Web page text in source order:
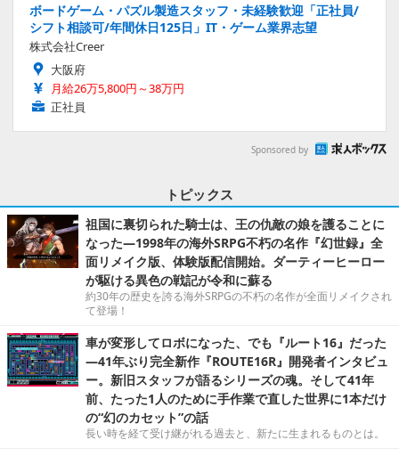
ボードゲーム・パズル製造スタッフ・未経験歓迎「正社員/
シフト相談可/年間休日125日」IT・ゲーム業界志望
株式会社Creer
大阪府
月給26万5,800円～38万円
正社員
Sponsored by
トピックス
祖国に裏切られた騎士は、王の仇敵の娘を護ることに
なった―1998年の海外SRPG不朽の名作『幻世録』全
面リメイク版、体験版配信開始。ダーティーヒーロー
が駆ける異色の戦記が令和に蘇る
約30年の歴史を誇る海外SRPGの不朽の名作が全面リメイクされ
て登場！
車が変形してロボになった、でも『ルート16』だった
―41年ぶり完全新作『ROUTE16R』開発者インタビュ
ー。新旧スタッフが語るシリーズの魂。そして41年
前、たった1人のために手作業で直した世界に1本だけ
の“幻のカセット”の話
長い時を経て受け継がれる過去と、新たに生まれるものとは。